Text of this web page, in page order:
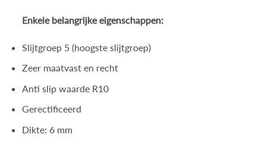
Enkele belangrijke eigenschappen:
Slijtgroep 5 (hoogste slijtgroep)
Zeer maatvast en recht
Anti slip waarde R10
Gerectificeerd
Dikte: 6 mm